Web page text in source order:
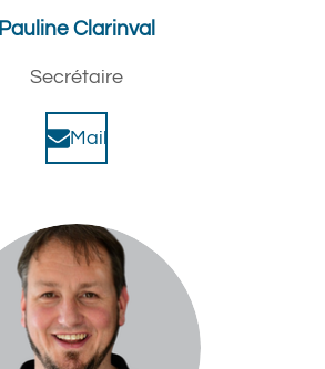
Pauline Clarinval
Secrétaire
Mail